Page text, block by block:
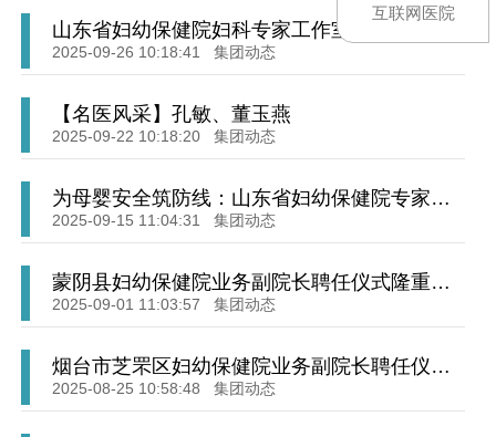
山东省妇幼保健院妇科专家工作室在张店妇幼
保健院揭牌
2025-09-26 10:18:41 集团动态
【名医风采】孔敏、董玉燕
2025-09-22 10:18:20 集团动态
为母婴安全筑防线：山东省妇幼保健院专家引
领多学科团队成功处置极高危手术
2025-09-15 11:04:31 集团动态
蒙阴县妇幼保健院业务副院长聘任仪式隆重举
行
2025-09-01 11:03:57 集团动态
烟台市芝罘区妇幼保健院业务副院长聘任仪式
隆重举行
2025-08-25 10:58:48 集团动态
互联网医院